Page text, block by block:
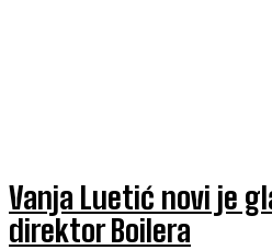
Vanja Luetić novi je
direktor Boilera